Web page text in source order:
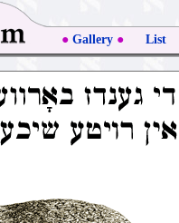
● Gallery ● List